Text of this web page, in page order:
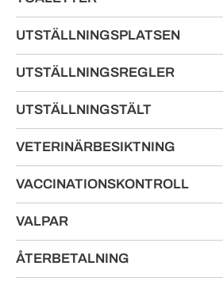
UTSTÄLLNINGSPLATSEN
UTSTÄLLNINGSREGLER
UTSTÄLLNINGSTÄLT
VETERINÄRBESIKTNING
VACCINATIONSKONTROLL
VALPAR
ÅTERBETALNING